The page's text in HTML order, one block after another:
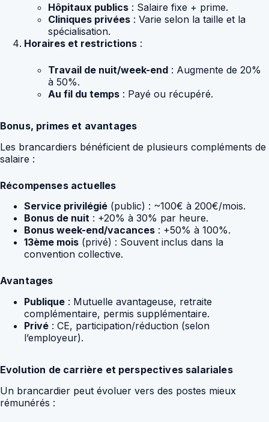
Hôpitaux publics : Salaire fixe + prime.
Cliniques privées : Varie selon la taille et la
spécialisation.
Horaires et restrictions :
Travail de nuit/week-end : Augmente de 20%
à 50%.
Au fil du temps : Payé ou récupéré.
Bonus, primes et avantages
Les brancardiers bénéficient de plusieurs compléments de
salaire :
Récompenses actuelles
Service privilégié (public) : ~100€ à 200€/mois.
Bonus de nuit : +20% à 30% par heure.
Bonus week-end/vacances : +50% à 100%.
13ème mois (privé) : Souvent inclus dans la
convention collective.
Avantages
Publique : Mutuelle avantageuse, retraite
complémentaire, permis supplémentaire.
Privé : CE, participation/réduction (selon
l’employeur).
Evolution de carrière et perspectives salariales
Un brancardier peut évoluer vers des postes mieux
rémunérés :